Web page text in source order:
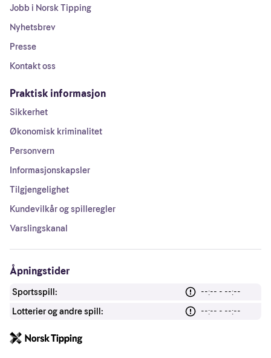
Jobb i Norsk Tipping
Nyhetsbrev
Presse
Kontakt oss
Praktisk informasjon
Sikkerhet
Økonomisk kriminalitet
Personvern
Informasjonskapsler
Tilgjengelighet
Kundevilkår og spilleregler
Varslingskanal
Åpningstider
Sportsspill:
--:-- - --:--
Lotterier og andre spill:
--:-- - --:--